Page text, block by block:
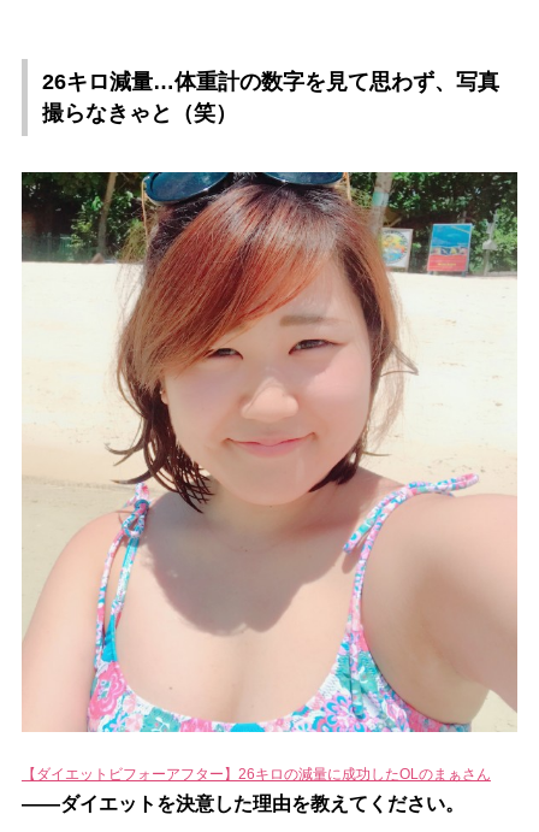
26キロ減量…体重計の数字を見て思わず、写真
撮らなきゃと（笑）
【ダイエットビフォーアフター】26キロの減量に成功したOLのまぁさん
――ダイエットを決意した理由を教えてください。